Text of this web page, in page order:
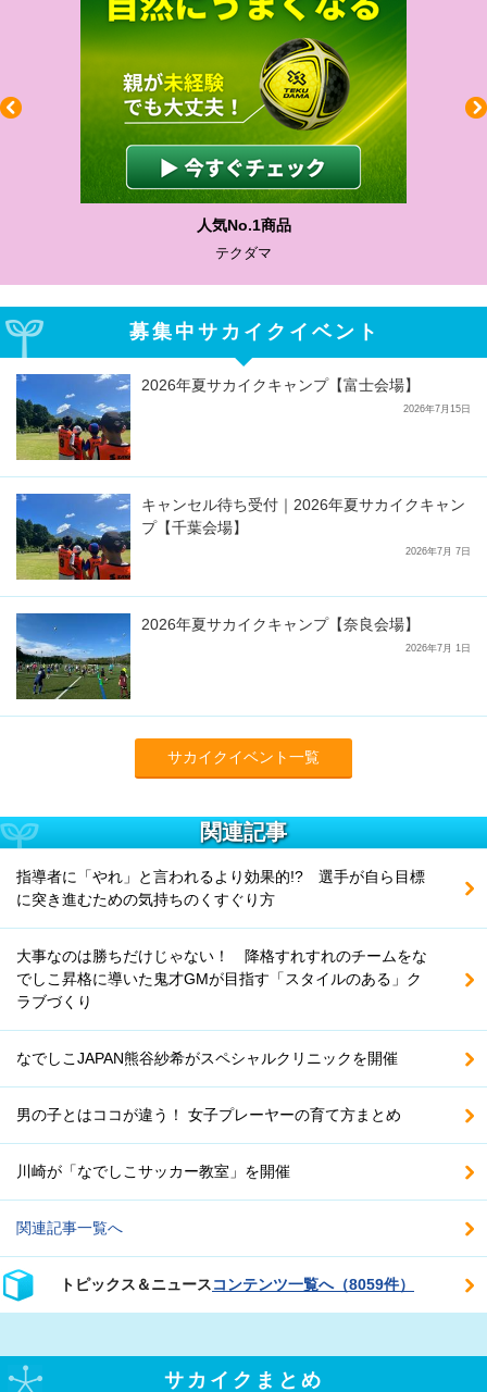
人気No.1商品
テクダマ
募集中サカイクイベント
2026年夏サカイクキャンプ【富士会場】
2026年7月15日
キャンセル待ち受付｜2026年夏サカイクキャン
プ【千葉会場】
2026年7月 7日
2026年夏サカイクキャンプ【奈良会場】
2026年7月 1日
サカイクイベント一覧
関連記事
指導者に「やれ」と言われるより効果的!? 選手が自ら目標
に突き進むための気持ちのくすぐり方
大事なのは勝ちだけじゃない！ 降格すれすれのチームをな
でしこ昇格に導いた鬼才GMが目指す「スタイルのある」ク
ラブづくり
なでしこJAPAN熊谷紗希がスペシャルクリニックを開催
男の子とはココが違う！ 女子プレーヤーの育て方まとめ
川崎が「なでしこサッカー教室」を開催
関連記事一覧へ
トピックス＆ニュースコンテンツ一覧へ（8059件）
サカイクまとめ